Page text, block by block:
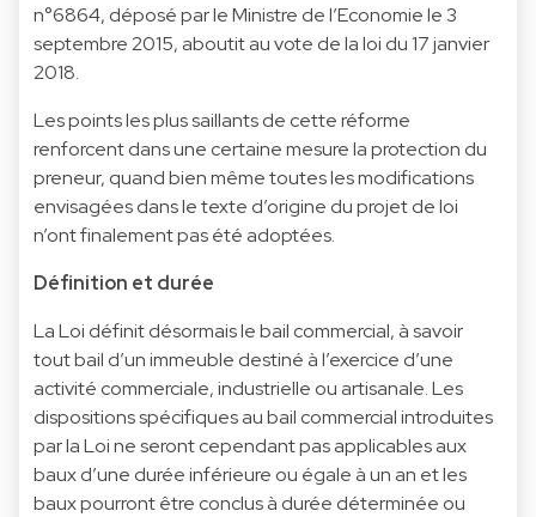
n°6864, déposé par le Ministre de l’Economie le 3
septembre 2015, aboutit au vote de la loi du 17 janvier
2018.
Les points les plus saillants de cette réforme
renforcent dans une certaine mesure la protection du
preneur, quand bien même toutes les modifications
envisagées dans le texte d’origine du projet de loi
n’ont finalement pas été adoptées.
Définition et durée
La Loi définit désormais le bail commercial, à savoir
tout bail d’un immeuble destiné à l’exercice d’une
activité commerciale, industrielle ou artisanale. Les
dispositions spécifiques au bail commercial introduites
par la Loi ne seront cependant pas applicables aux
baux d’une durée inférieure ou égale à un an et les
baux pourront être conclus à durée déterminée ou